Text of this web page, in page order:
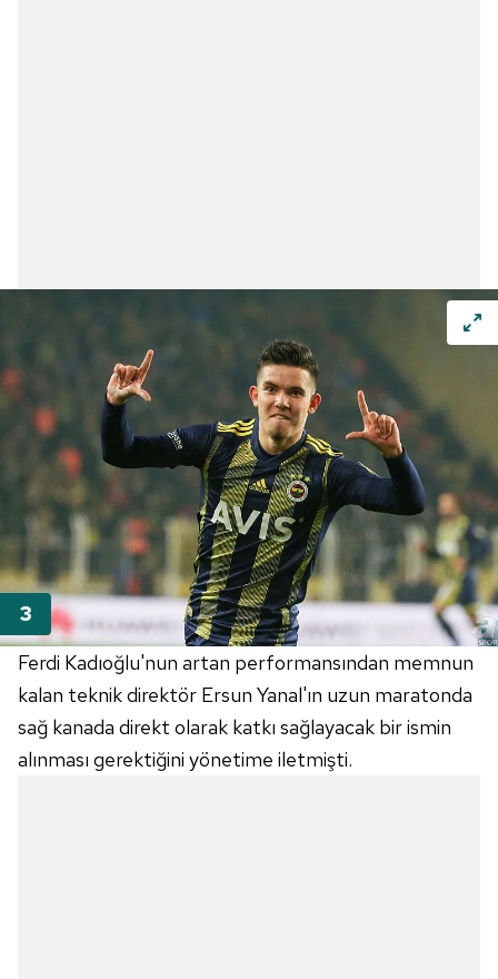
Ferdi Kadıoğlu'nun artan performansından memnun
kalan teknik direktör Ersun Yanal'ın uzun maratonda
sağ kanada direkt olarak katkı sağlayacak bir ismin
alınması gerektiğini yönetime iletmişti.